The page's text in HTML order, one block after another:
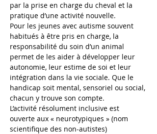
par la prise en charge du cheval et la
pratique d’une activité nouvelle.
Pour les jeunes avec autisme souvent
habitués à être pris en charge, la
responsabilité du soin d’un animal
permet de les aider à développer leur
autonomie, leur estime de soi et leur
intégration dans la vie sociale. Que le
handicap soit mental, sensoriel ou social,
chacun y trouve son compte.
L’activité résolument inclusive est
ouverte aux « neurotypiques » (nom
scientifique des non-autistes)